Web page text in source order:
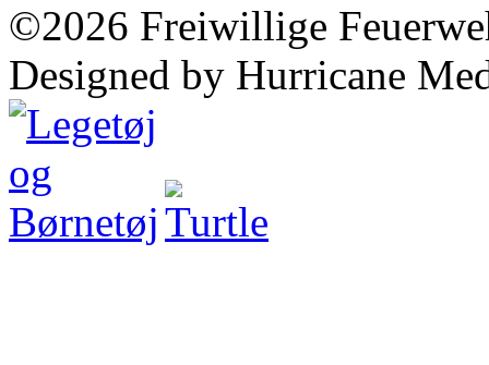
©2026 Freiwillige
Designed by Hurricane